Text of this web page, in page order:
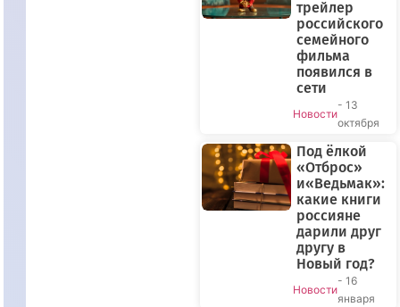
трейлер
российского
семейного
фильма
появился в
сети
Новости
- 13
октября
Под ёлкой
«Отброс»
и«Ведьмак»:
какие книги
россияне
дарили друг
другу в
Новый год?
Новости
- 16
января